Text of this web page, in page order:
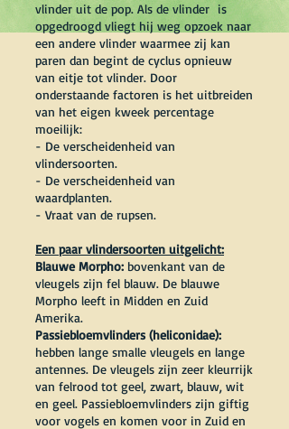
vlinder uit de pop. Als de vlinder is
opgedroogd vliegt hij weg opzoek naar
een andere vlinder waarmee zij kan
paren dan begint de cyclus opnieuw
van eitje tot vlinder. Door
onderstaande factoren is het uitbreiden
van het eigen kweek percentage
moeilijk:
- De verscheidenheid van
vlindersoorten.
- De verscheidenheid van
waardplanten.
- Vraat van de rupsen.
Een paar vlindersoorten uitgelicht:
Blauwe Morpho: bovenkant van de
vleugels zijn fel blauw. De blauwe
Morpho leeft in Midden en Zuid
Amerika.
Passiebloemvlinders (heliconidae):
hebben lange smalle vleugels en lange
antennes. De vleugels zijn zeer kleurrijk
van felrood tot geel, zwart, blauw, wit
en geel. Passiebloemvlinders zijn giftig
voor vogels en komen voor in Zuid en